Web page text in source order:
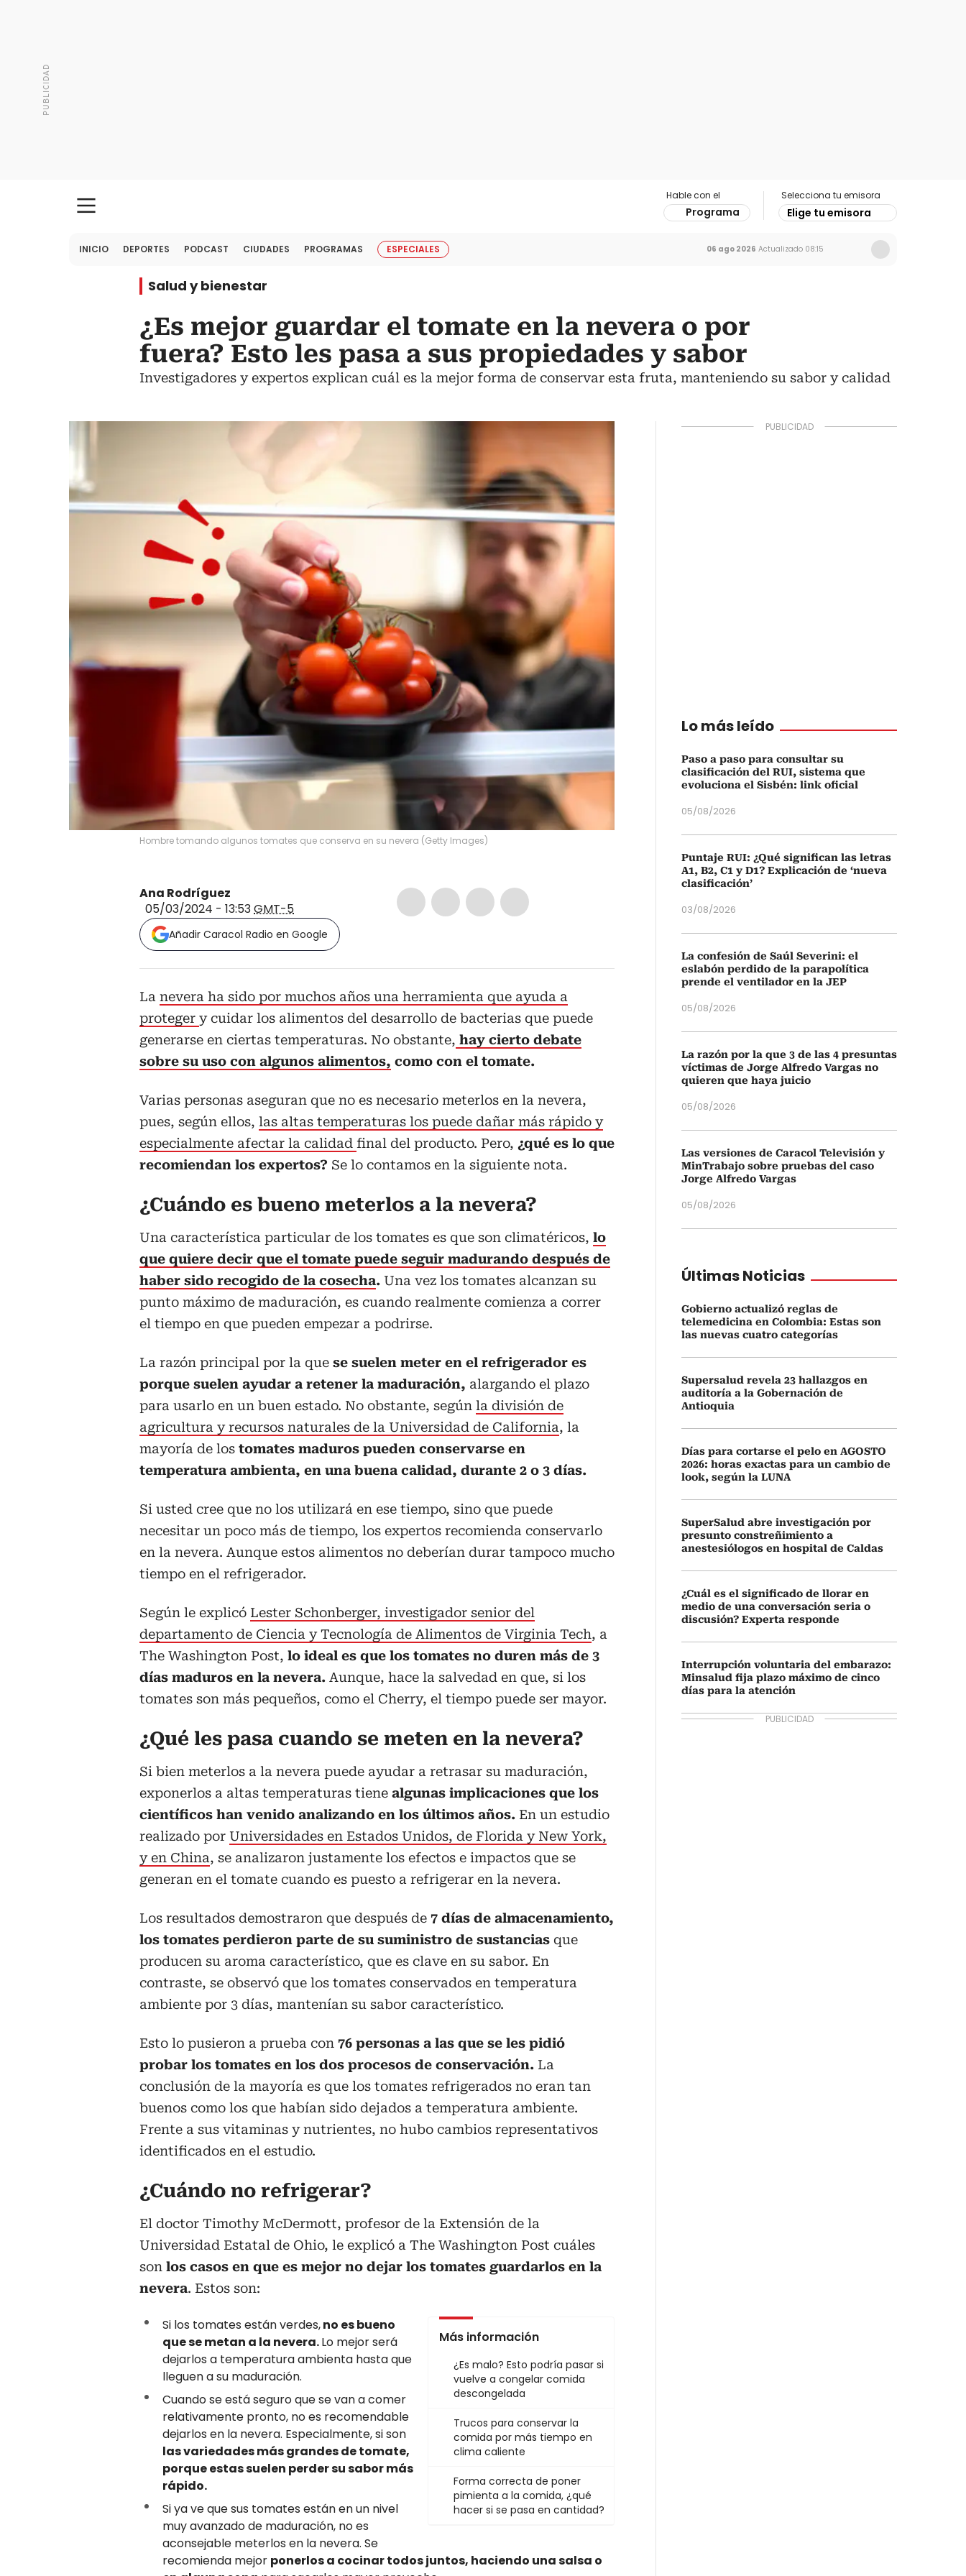
Hable con el
Programa
Selecciona tu emisora
Elige tu emisora
INICIO DEPORTES PODCAST CIUDADES PROGRAMAS ESPECIALES 06 ago 2026 Actualizado 08:15
Salud y bienestar
¿Es mejor guardar el tomate en la nevera o por
fuera? Esto les pasa a sus propiedades y sabor
Investigadores y expertos explican cuál es la mejor forma de conservar esta fruta, manteniendo su sabor y calidad
Hombre tomando algunos tomates que conserva en su nevera (Getty Images)
Ana Rodríguez
05/03/2024 - 13:53GMT-5
Añadir Caracol Radio en Google
La nevera ha sido por muchos años una herramienta que ayuda a
proteger y cuidar los alimentos del desarrollo de bacterias que puede
generarse en ciertas temperaturas. No obstante, hay cierto debate
sobre su uso con algunos alimentos, como con el tomate.
Varias personas aseguran que no es necesario meterlos en la nevera,
pues, según ellos, las altas temperaturas los puede dañar más rápido y
especialmente afectar la calidad final del producto. Pero, ¿qué es lo que
recomiendan los expertos? Se lo contamos en la siguiente nota.
¿Cuándo es bueno meterlos a la nevera?
Una característica particular de los tomates es que son climatéricos, lo
que quiere decir que el tomate puede seguir madurando después de
haber sido recogido de la cosecha. Una vez los tomates alcanzan su
punto máximo de maduración, es cuando realmente comienza a correr
el tiempo en que pueden empezar a podrirse.
La razón principal por la que se suelen meter en el refrigerador es
porque suelen ayudar a retener la maduración, alargando el plazo
para usarlo en un buen estado. No obstante, según la división de
agricultura y recursos naturales de la Universidad de California, la
mayoría de los tomates maduros pueden conservarse en
temperatura ambienta, en una buena calidad, durante 2 o 3 días.
Si usted cree que no los utilizará en ese tiempo, sino que puede
necesitar un poco más de tiempo, los expertos recomienda conservarlo
en la nevera. Aunque estos alimentos no deberían durar tampoco mucho
tiempo en el refrigerador.
Según le explicó Lester Schonberger, investigador senior del
departamento de Ciencia y Tecnología de Alimentos de Virginia Tech, a
The Washington Post, lo ideal es que los tomates no duren más de 3
días maduros en la nevera. Aunque, hace la salvedad en que, si los
tomates son más pequeños, como el Cherry, el tiempo puede ser mayor.
¿Qué les pasa cuando se meten en la nevera?
Si bien meterlos a la nevera puede ayudar a retrasar su maduración,
exponerlos a altas temperaturas tiene algunas implicaciones que los
científicos han venido analizando en los últimos años. En un estudio
realizado por Universidades en Estados Unidos, de Florida y New York,
y en China, se analizaron justamente los efectos e impactos que se
generan en el tomate cuando es puesto a refrigerar en la nevera.
Los resultados demostraron que después de 7 días de almacenamiento,
los tomates perdieron parte de su suministro de sustancias que
producen su aroma característico, que es clave en su sabor. En
contraste, se observó que los tomates conservados en temperatura
ambiente por 3 días, mantenían su sabor característico.
Esto lo pusieron a prueba con 76 personas a las que se les pidió
probar los tomates en los dos procesos de conservación. La
conclusión de la mayoría es que los tomates refrigerados no eran tan
buenos como los que habían sido dejados a temperatura ambiente.
Frente a sus vitaminas y nutrientes, no hubo cambios representativos
identificados en el estudio.
¿Cuándo no refrigerar?
El doctor Timothy McDermott, profesor de la Extensión de la
Universidad Estatal de Ohio, le explicó a The Washington Post cuáles
son los casos en que es mejor no dejar los tomates guardarlos en la
nevera. Estos son:
Más información
¿Es malo? Esto podría pasar si
vuelve a congelar comida
descongelada
Trucos para conservar la
comida por más tiempo en
clima caliente
Forma correcta de poner
pimienta a la comida, ¿qué
hacer si se pasa en cantidad?
Si los tomates están verdes,no es bueno
que se metan a la nevera.Lo mejor será
dejarlos a temperatura ambienta hasta que
lleguen a su maduración.
Cuando se está seguro que se van a comer
relativamente pronto, no es recomendable
dejarlos en la nevera. Especialmente, si son
las variedades más grandes de tomate,
porque estas suelen perder su sabor más
rápido.
Si ya ve que sus tomates están en un nivel
muy avanzado de maduración, no es
aconsejable meterlos en la nevera. Se
recomienda mejor ponerlos a cocinar todos juntos, haciendo una salsa o
Lo más leído
Paso a paso para consultar su
clasificación del RUI, sistema que
evoluciona el Sisbén: link oficial
05/08/2026
Puntaje RUI: ¿Qué significan las letras
A1, B2, C1 y D1? Explicación de ‘nueva
clasificación’
03/08/2026
La confesión de Saúl Severini: el
eslabón perdido de la parapolítica
prende el ventilador en la JEP
05/08/2026
La razón por la que 3 de las 4 presuntas
víctimas de Jorge Alfredo Vargas no
quieren que haya juicio
05/08/2026
Las versiones de Caracol Televisión y
MinTrabajo sobre pruebas del caso
Jorge Alfredo Vargas
05/08/2026
Últimas Noticias
Gobierno actualizó reglas de
telemedicina en Colombia: Estas son
las nuevas cuatro categorías
Supersalud revela 23 hallazgos en
auditoría a la Gobernación de
Antioquia
Días para cortarse el pelo en AGOSTO
2026: horas exactas para un cambio de
look, según la LUNA
SuperSalud abre investigación por
presunto constreñimiento a
anestesiólogos en hospital de Caldas
¿Cuál es el significado de llorar en
medio de una conversación seria o
discusión? Experta responde
Interrupción voluntaria del embarazo:
Minsalud fija plazo máximo de cinco
días para la atención